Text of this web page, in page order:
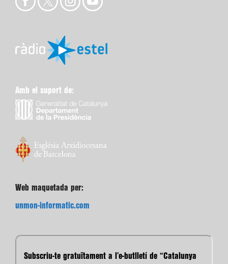
Amb el suport de:
Web maquetada per:
unmon-informatic.com
Subscriu-te gratuïtament a l’e-butlletí de “Catalunya